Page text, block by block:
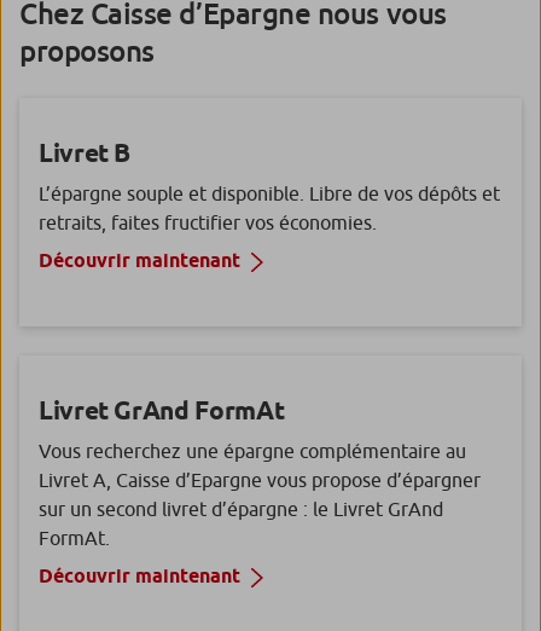
Chez Caisse d’Epargne nous vous
proposons
Livret B
L’épargne souple et disponible. Libre de vos dépôts et
retraits, faites fructifier vos économies.
Découvrir maintenant
Livret GrAnd FormAt
Vous recherchez une épargne complémentaire au
Livret A, Caisse d’Epargne vous propose d’épargner
sur un second livret d’épargne : le Livret GrAnd
FormAt.
Découvrir maintenant